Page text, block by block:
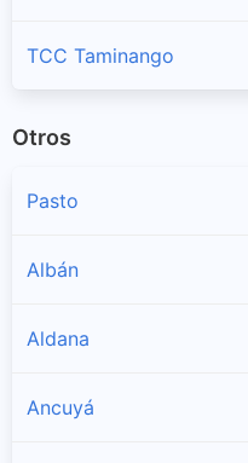
TCC Taminango
Otros
Pasto
Albán
Aldana
Ancuyá